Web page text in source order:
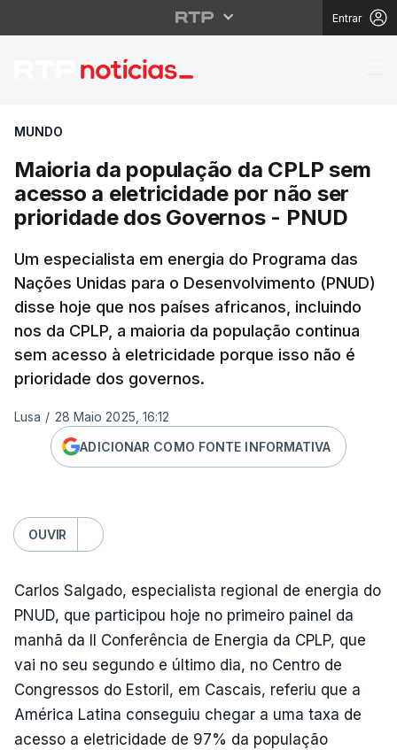
Entrar
Maioria da população
MUNDO
Maioria da população da CPLP sem
acesso a eletricidade por não ser
prioridade dos Governos - PNUD
Um especialista em energia do Programa das
Nações Unidas para o Desenvolvimento (PNUD)
disse hoje que nos países africanos, incluindo
nos da CPLP, a maioria da população continua
sem acesso à eletricidade porque isso não é
prioridade dos governos.
Lusa / 28 Maio 2025, 16:12
ADICIONAR COMO FONTE INFORMATIVA
OUVIR
Carlos Salgado, especialista regional de energia do
PNUD, que participou hoje no primeiro painel da
manhã da II Conferência de Energia da CPLP, que
vai no seu segundo e último dia, no Centro de
Congressos do Estoril, em Cascais, referiu que a
América Latina conseguiu chegar a uma taxa de
acesso a eletricidade de 97% da população